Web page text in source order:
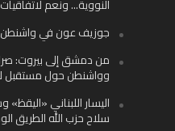
النووية… ونعم
جوزيف عون في واشنطن..
من دمشق إلى بيروت:
وواشنطن حول مستقبل
اليسار اللبناني «اليقظ»
سلاح حزب الله الطريق